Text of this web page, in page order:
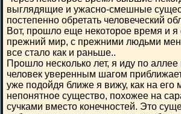
выглядящие и ужасно-смешные
постепенно обретать человеческий
Вот, прошло еще некоторое время и я
прежний мир, с прежними людьми
все стало как и раньше..
Прошло несколько лет, я иду по
человек уверенным шагом
уже подойдя ближе я вижу, как на его
непонятное существо, похожее на
сучками вместо конечностей. Это